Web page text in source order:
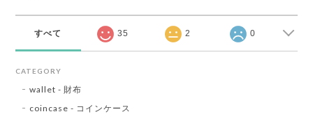
すべて 35 2 0
CATEGORY
wallet - 財布
coincase - コインケース